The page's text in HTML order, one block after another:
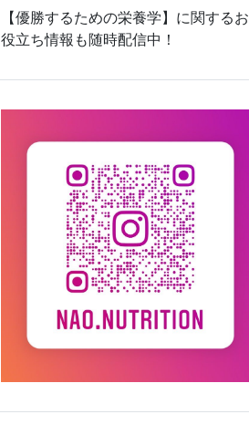
【優勝するための栄養学】に関するお
役立ち情報も随時配信中！